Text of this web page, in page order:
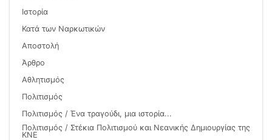
Ιστορία
Κατά των Ναρκωτικών
Αποστολή
Άρθρο
Αθλητισμός
Πολιτισμός
Πολιτισμός / Ένα τραγούδι, μια ιστορία...
Πολιτισμός / Στέκια Πολιτισμού και Νεανικής Δημιουργίας της
ΚΝΕ